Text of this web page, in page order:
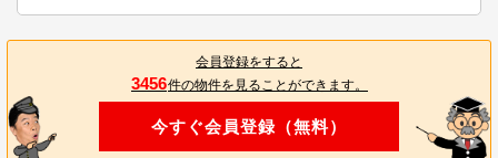
会員登録をすると
3456件の物件を見ることができます。
今すぐ会員登録（無料）